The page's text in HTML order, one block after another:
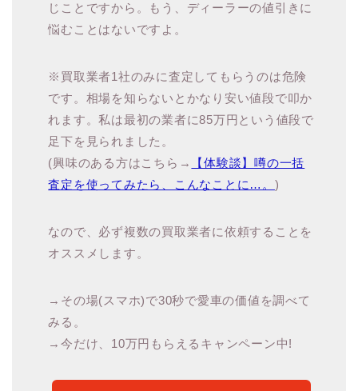
じことですから。もう、ディーラーの値引きに
悩むことはないですよ。
※買取業者1社のみに査定してもらうのは危険
です。相場を知らないとかなり安い値段で叩か
れます。私は最初の業者に85万円という値段で
足下を見られました。
(興味のある方はこちら→
【体験談】噂の一括
査定を使ってみたら、こんなことに…。 )
なので、必ず複数の買取業者に依頼することを
オススメします。
→その場(スマホ)で30秒で愛車の価値を調べて
みる。
→今だけ、10万円もらえるキャンペーン中!